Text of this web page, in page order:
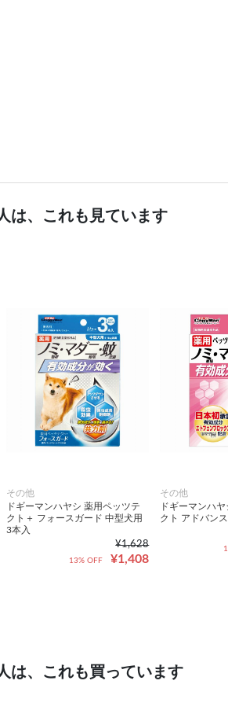
は、これも見ています
その他
ドギーマンハヤシ 薬用ペッツテ
クト＋ フォースガード 中型犬用
3本入
¥1,628
¥1,408
13% OFF
その他
ドギーマンハ
クト アドバン
は、これも買っています